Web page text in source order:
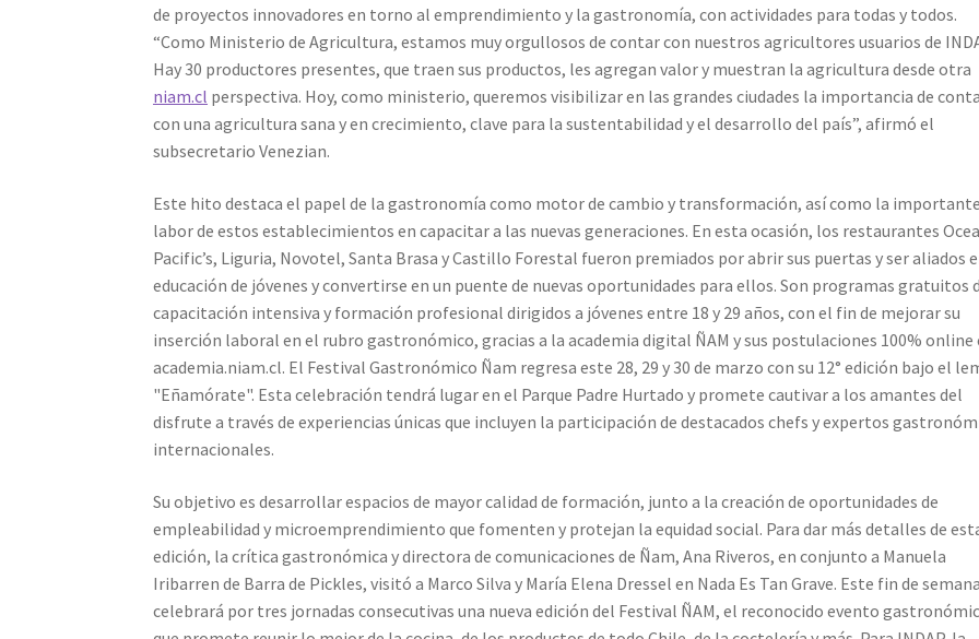
de proyectos innovadores en torno al emprendimiento y la gastronomía, con actividades para todas y todos.
“Como Ministerio de Agricultura, estamos muy orgullosos de contar con nuestros agricultores usuarios de
Hay 30 productores presentes, que traen sus productos, les agregan valor y muestran la agricultura desde otra
niam.cl perspectiva. Hoy, como ministerio, queremos visibilizar en las grandes ciudades la importancia de
con una agricultura sana y en crecimiento, clave para la sustentabilidad y el desarrollo del país”, afirmó el
subsecretario Venezian.
Este hito destaca el papel de la gastronomía como motor de cambio y transformación, así como la importante
labor de estos establecimientos en capacitar a las nuevas generaciones. En esta ocasión, los restaurantes
Pacific’s, Liguria, Novotel, Santa Brasa y Castillo Forestal fueron premiados por abrir sus puertas y ser aliados
educación de jóvenes y convertirse en un puente de nuevas oportunidades para ellos. Son programas gratuitos
capacitación intensiva y formación profesional dirigidos a jóvenes entre 18 y 29 años, con el fin de mejorar su
inserción laboral en el rubro gastronómico, gracias a la academia digital ÑAM y sus postulaciones 100% online
academia.niam.cl. El Festival Gastronómico Ñam regresa este 28, 29 y 30 de marzo con su 12° edición bajo el
"Eñamórate". Esta celebración tendrá lugar en el Parque Padre Hurtado y promete cautivar a los amantes del
disfrute a través de experiencias únicas que incluyen la participación de destacados chefs y expertos
internacionales.
Su objetivo es desarrollar espacios de mayor calidad de formación, junto a la creación de oportunidades de
empleabilidad y microemprendimiento que fomenten y protejan la equidad social. Para dar más detalles de
edición, la crítica gastronómica y directora de comunicaciones de Ñam, Ana Riveros, en conjunto a Manuela
Iribarren de Barra de Pickles, visitó a Marco Silva y María Elena Dressel en Nada Es Tan Grave. Este fin de
celebrará por tres jornadas consecutivas una nueva edición del Festival ÑAM, el reconocido evento